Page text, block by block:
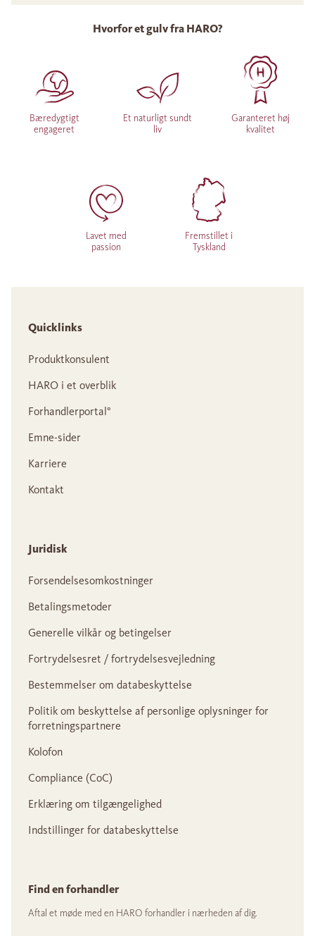
Hvorfor et gulv fra HARO?
Bæredygtigt
engageret
Et naturligt sundt
liv
Garanteret høj
kvalitet
Lavet med
passion
Fremstillet i
Tyskland
Quicklinks
Produktkonsulent
HARO i et overblik
Forhandlerportal°
Emne-sider
Karriere
Kontakt
Juridisk
Forsendelsesomkostninger
Betalingsmetoder
Generelle vilkår og betingelser
Fortrydelsesret / fortrydelsesvejledning
Bestemmelser om databeskyttelse
Politik om beskyttelse af personlige oplysninger for
forretningspartnere
Kolofon
Compliance (CoC)
Erklæring om tilgængelighed
Indstillinger for databeskyttelse
Find en forhandler
Aftal et møde med en HARO forhandler i nærheden af dig.